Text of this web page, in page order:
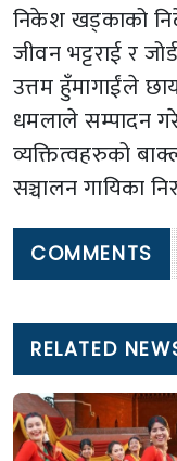
निकेश खड्काको
जीवन भट्टराई र
उत्तम हुँमागाईंले
धमलाले सम्पादन
व्यक्तित्वहरुको
सञ्चालन गायिका
COMMENTS
RELATED